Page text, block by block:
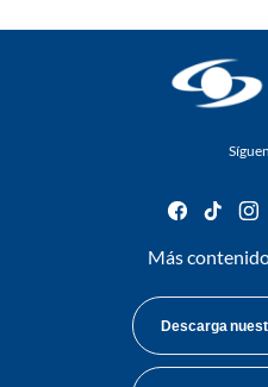
facebook
tiktok
Más
Descarga